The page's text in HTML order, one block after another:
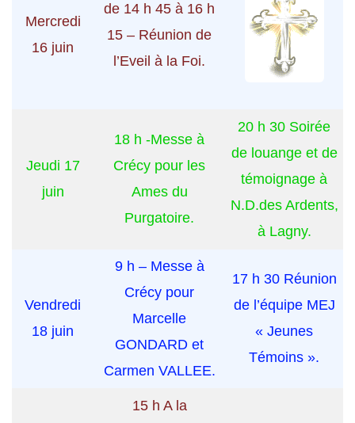
Mercredi
16 juin
de 14 h 45 à 16 h
15 – Réunion de
l’Eveil à la Foi.
Jeudi 17
juin
18 h -Messe à
Crécy pour les
Ames du
Purgatoire.
20 h 30 Soirée
de louange et de
témoignage à
N.D.des Ardents,
à Lagny.
Vendredi
18 juin
9 h – Messe à
Crécy pour
Marcelle
GONDARD et
Carmen VALLEE.
17 h 30 Réunion
de l’équipe MEJ
« Jeunes
Témoins ».
15 h A la